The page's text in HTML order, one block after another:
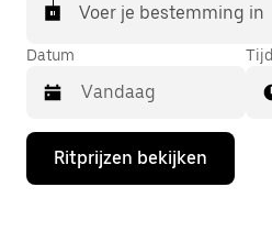
Voer je bestemming in
Datum
Druk
de
Tijd
Ritprijzen bekijken